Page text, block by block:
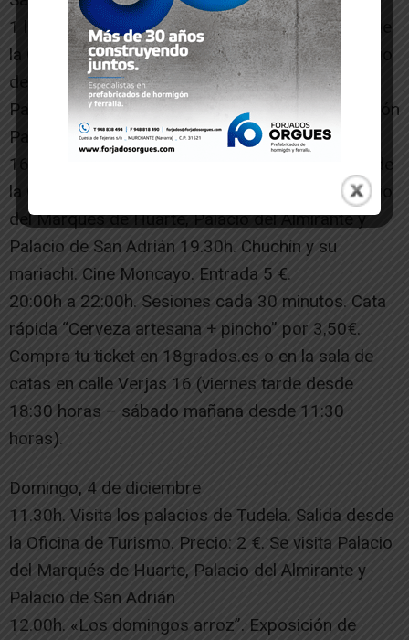
1 l.30h. Visita los palacios de Tudela. Salida desde
la Oficina de Turismo. Precio: 2 €. Se visita Palacio
del Marqués de Huarte, Palacio del Almirante y
Palacio de San Adrián 13.00h. Concierto del Orfeón
Pamplonés. Teatro Gaztambide. Entrada libre.
16.30h. Visita los palacios de Tudela. Salida desde
la Oficina de Turismo. Precio: 2 €. Se visita Palacio
del Marqués de Huarte, Palacio del Almirante y
Palacio de San Adrián 19.30h. Chuchín y su
mariachi. Cine Moncayo. Entrada 5 €.
20:00h a 22:00h. Sesiones cada 30 minutos. Cata
rápida “Cerveza artesana + pincho” por 3,50€.
Compra tu ticket en 18grados.es o en la sala de
catas en calle Verjas 16 (viernes tarde desde
18:30 horas – sábado mañana desde 11:30
horas).
Domingo, 4 de diciembre
11.30h. Visita los palacios de Tudela. Salida desde
la Oficina de Turismo. Precio: 2 €. Se visita Palacio
del Marqués de Huarte, Palacio del Almirante y
Palacio de San Adrián
12.00h. «Los domingos arroz”. Exposición de